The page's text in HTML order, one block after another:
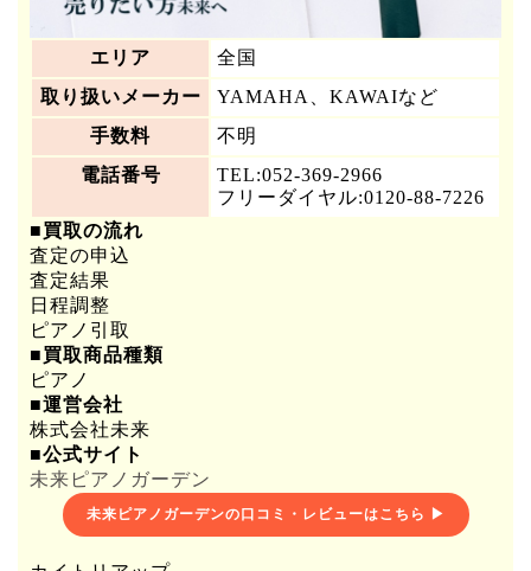
エリア
全国
取り扱いメーカー
YAMAHA、KAWAIなど
手数料
不明
電話番号
TEL:052-369-2966
フリーダイヤル:0120-88-7226
■買取の流れ
査定の申込
査定結果
日程調整
ピアノ引取
■買取商品種類
ピアノ
■運営会社
株式会社未来
■公式サイト
未来ピアノガーデン
未来ピアノガーデンの口コミ・レビューはこちら ▶